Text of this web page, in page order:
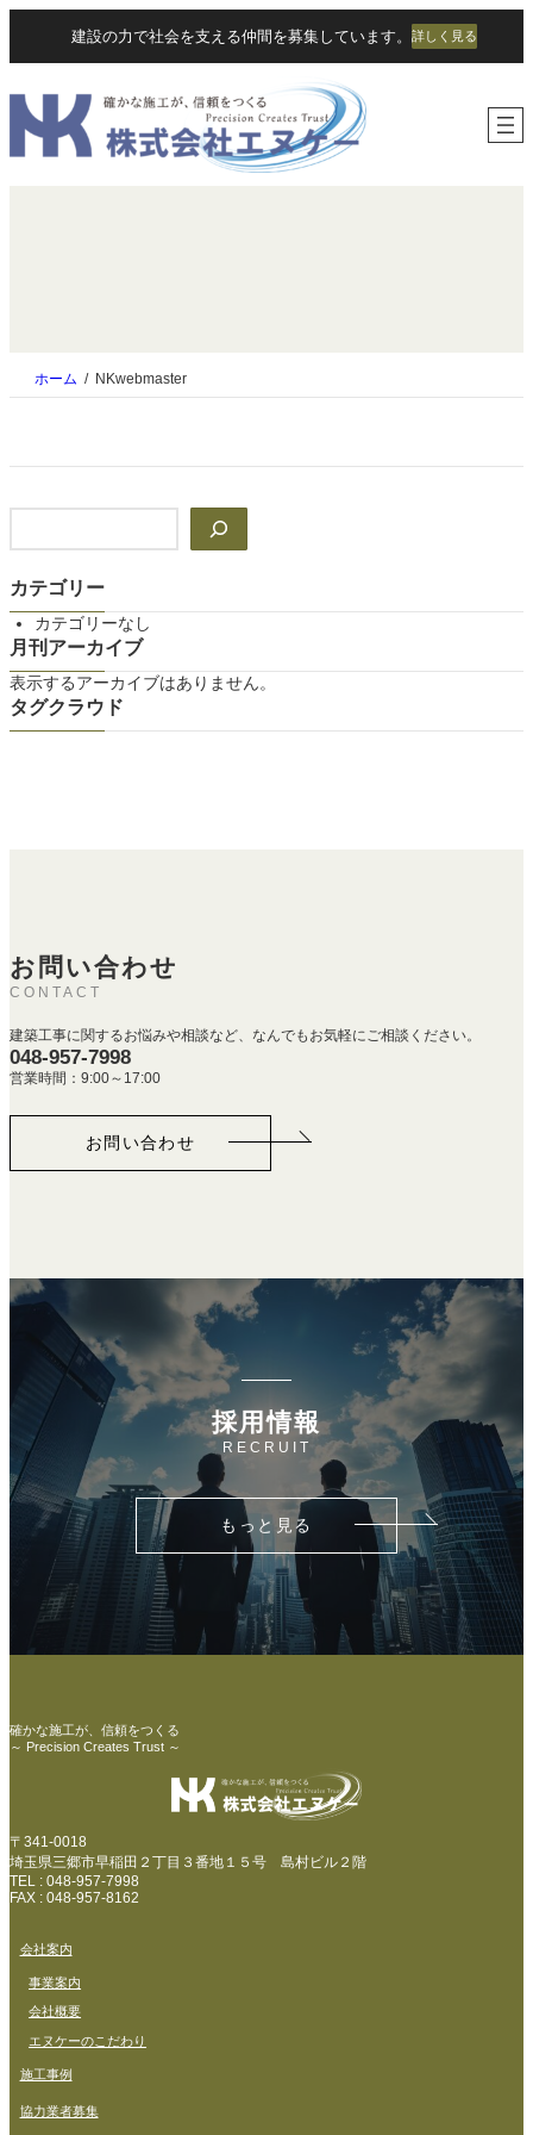
を
プ
建設の力で社会を支える仲間を募集しています。 詳しく見る
ホーム NKwebmaster
カテゴリー
カテゴリーなし
月刊アーカイブ
表示するアーカイブはありません。
タグクラウド
お問い合わせ
CONTACT
建築工事に関するお悩みや相談など、なんでもお気軽にご相談ください。
048-957-7998
営業時間：9:00～17:00
お問い合わせ
採用情報
RECRUIT
もっと見る
確かな施工が、信頼をつくる
～ Precision Creates Trust ～
〒341-0018
埼玉県三郷市早稲田２丁目３番地１５号 島村ビル２階
TEL : 048-957-7998
FAX : 048-957-8162
会社案内
事業案内
会社概要
エヌケーのこだわり
施工事例
協力業者募集